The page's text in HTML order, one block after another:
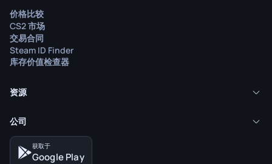
价格比较
CS2 市场
交易合同
Steam ID Finder
库存价值检查器
资源
公司
获取于
Google Play